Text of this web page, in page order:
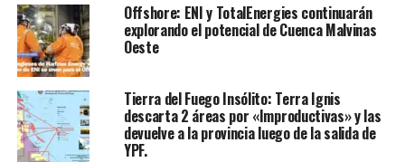
Offshore: ENI y TotalEnergies continuarán
explorando el potencial de Cuenca Malvinas
Oeste
Tierra del Fuego Insólito: Terra Ignis
descarta 2 áreas por «Improductivas» y las
devuelve a la provincia luego de la salida de
YPF.